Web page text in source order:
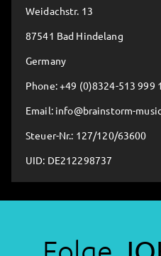
Weidachstr. 13
87541 Bad Hindelang
Germany
Phone: +49 (0)8324-513 999 1
Email: info@brainstorm-
Steuer-Nr.: 127/120/63600
UID: DE212298737